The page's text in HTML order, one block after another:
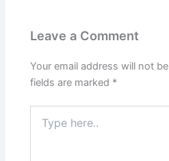
Leave a Comment
Your email address will not
fields are marked *
here..